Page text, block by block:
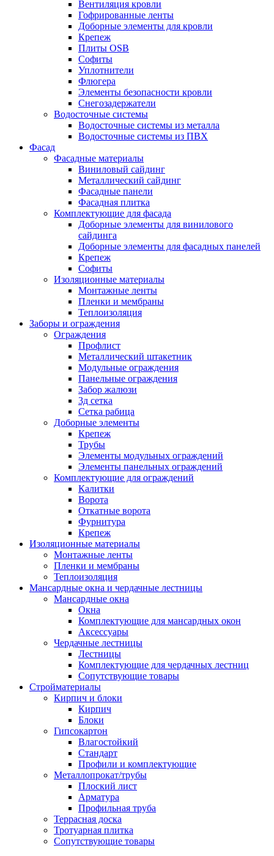
Вентиляция кровли
Гофрированные ленты
Доборные элементы для кровли
Крепеж
Плиты OSB
Софиты
Уплотнители
Флюгера
Элементы безопасности кровли
Снегозадержатели
Водосточные системы
Водосточные системы из металла
Водосточные системы из ПВХ
Фасад
Фасадные материалы
Виниловый сайдинг
Металлический сайдинг
Фасадные панели
Фасадная плитка
Комплектующие для фасада
Доборные элементы для винилового
сайдинга
Доборные элементы для фасадных панелей
Крепеж
Софиты
Изоляционные материалы
Монтажные ленты
Пленки и мембраны
Теплоизоляция
Заборы и ограждения
Ограждения
Профлист
Металлический штакетник
Модульные ограждения
Панельные ограждения
Забор жалюзи
3д сетка
Сетка рабица
Доборные элементы
Крепеж
Трубы
Элементы модульных ограждений
Элементы панельных ограждений
Комплектующие для ограждений
Калитки
Ворота
Откатные ворота
Фурнитура
Крепеж
Изоляционные материалы
Монтажные ленты
Пленки и мембраны
Теплоизоляция
Мансардные окна и чердачные лестницы
Мансардные окна
Окна
Комплектующие для мансардных окон
Аксессуары
Чердачные лестницы
Лестницы
Комплектующие для чердачных лестниц
Сопутствующие товары
Стройматериалы
Кирпич и блоки
Кирпич
Блоки
Гипсокартон
Влагостойкий
Стандарт
Профили и комплектующие
Металлопрокат/трубы
Плоский лист
Арматура
Профильная труба
Террасная доска
Тротуарная плитка
Сопутствующие товары